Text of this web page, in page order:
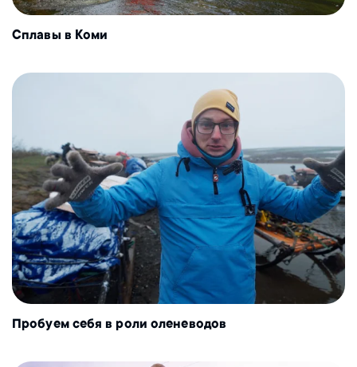
Сплавы в Коми
Пробуем себя в роли оленеводов